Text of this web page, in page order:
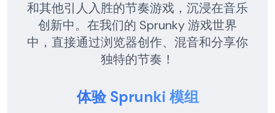
和其他引人入胜的节奏游戏，沉浸在音乐
创新中。在我们的 Sprunky 游戏世界
中，直接通过浏览器创作、混音和分享你
独特的节奏！
体验 Sprunki 模组